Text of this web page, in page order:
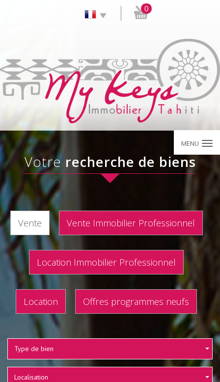
0
MENU
votre recherche de biens
Vente Vente Immobilier Professionnel
Location Immobilier Professionnel
Location Offres programmes neufs
Type de bien
Localisation